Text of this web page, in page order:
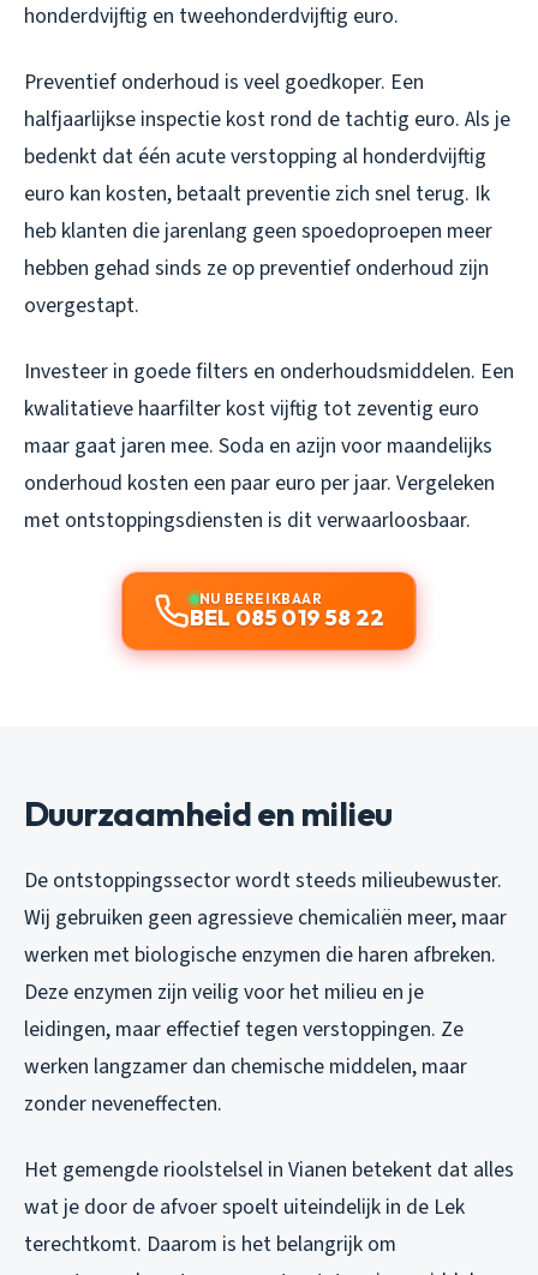
honderdvijftig en tweehonderdvijftig euro.
Preventief onderhoud is veel goedkoper. Een
halfjaarlijkse inspectie kost rond de tachtig euro. Als je
bedenkt dat één acute verstopping al honderdvijftig
euro kan kosten, betaalt preventie zich snel terug. Ik
heb klanten die jarenlang geen spoedoproepen meer
hebben gehad sinds ze op preventief onderhoud zijn
overgestapt.
Investeer in goede filters en onderhoudsmiddelen. Een
kwalitatieve haarfilter kost vijftig tot zeventig euro
maar gaat jaren mee. Soda en azijn voor maandelijks
onderhoud kosten een paar euro per jaar. Vergeleken
met ontstoppingsdiensten is dit verwaarloosbaar.
NU BEREIKBAAR
BEL 085 019 58 22
Duurzaamheid en milieu
De ontstoppingssector wordt steeds milieubewuster.
Wij gebruiken geen agressieve chemicaliën meer, maar
werken met biologische enzymen die haren afbreken.
Deze enzymen zijn veilig voor het milieu en je
leidingen, maar effectief tegen verstoppingen. Ze
werken langzamer dan chemische middelen, maar
zonder neveneffecten.
Het gemengde rioolstelsel in Vianen betekent dat alles
wat je door de afvoer spoelt uiteindelijk in de Lek
terechtkomt. Daarom is het belangrijk om